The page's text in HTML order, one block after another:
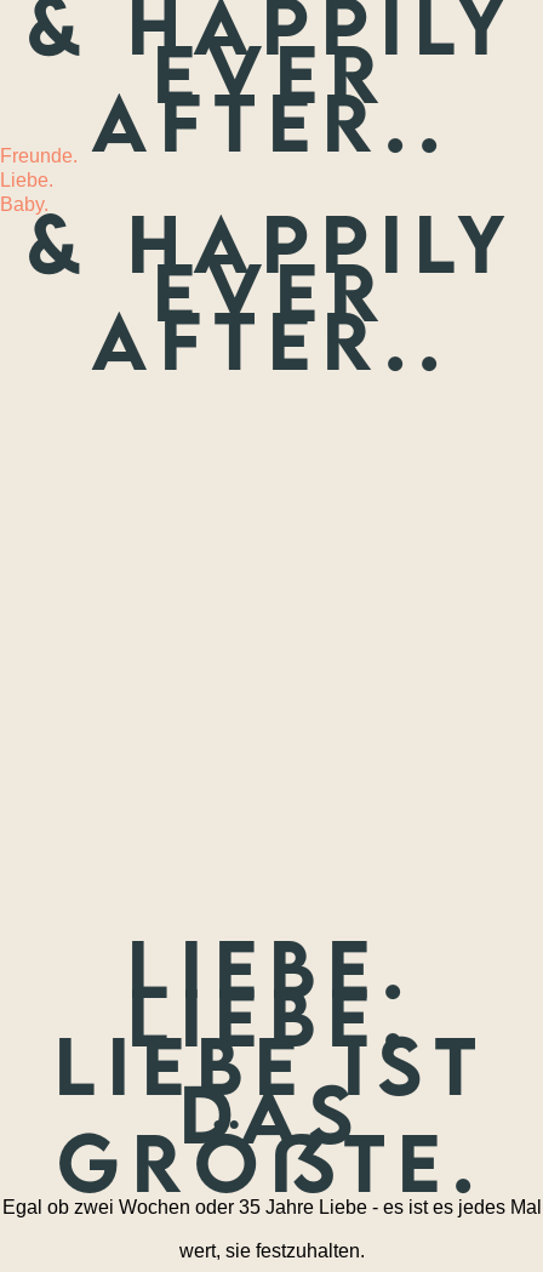
MEHR
& happily
ever
after..
Freunde.
Liebe.
Baby.& happily
ever
after..
Liebe.
Liebe.
Liebe ist
das
größte.
Egal ob zwei Wochen oder 35 Jahre Liebe - es ist es jedes Mal
wert, sie festzuhalten.